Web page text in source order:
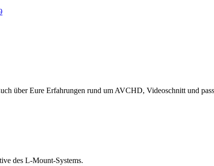
über Eure Erfahrungen rund um AVCHD, Videoschnitt und
des L-Mount-Systems.